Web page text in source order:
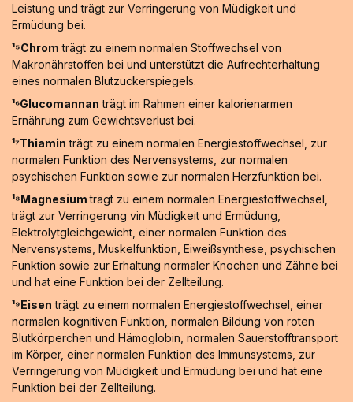
Leistung und trägt zur Verringerung von Müdigkeit und
Ermüdung bei.
¹⁵Chrom trägt zu einem normalen Stoffwechsel von
Makronährstoffen bei und unterstützt die Aufrechterhaltung
eines normalen Blutzuckerspiegels.
¹⁶Glucomannan trägt im Rahmen einer kalorienarmen
Ernährung zum Gewichtsverlust bei.
¹⁷Thiamin trägt zu einem normalen Energiestoffwechsel, zur
normalen Funktion des Nervensystems, zur normalen
psychischen Funktion sowie zur normalen Herzfunktion bei.
¹⁸Magnesiumträgt zu einem normalen Energiestoffwechsel,
trägt zur Verringerung vin Müdigkeit und Ermüdung,
Elektrolytgleichgewicht, einer normalen Funktion des
Nervensystems, Muskelfunktion, Eiweißsynthese, psychischen
Funktion sowie zur Erhaltung normaler Knochen und Zähne bei
und hat eine Funktion bei der Zellteilung.
¹⁹Eisen trägt zu einem normalen Energiestoffwechsel, einer
normalen kognitiven Funktion, normalen Bildung von roten
Blutkörperchen und Hämoglobin, normalen Sauerstofftransport
im Körper, einer normalen Funktion des Immunsystems, zur
Verringerung von Müdigkeit und Ermüdung bei und hat eine
Funktion bei der Zellteilung.